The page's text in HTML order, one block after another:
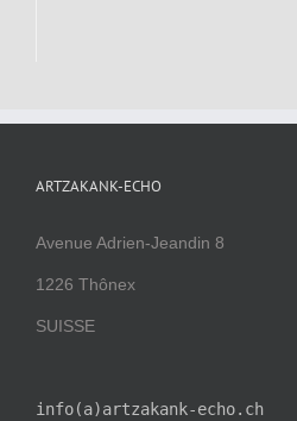
ARTZAKANK-ECHO
Avenue Adrien-Jeandin 8
1226 Thônex
SUISSE
info(a)artzakank-echo.ch